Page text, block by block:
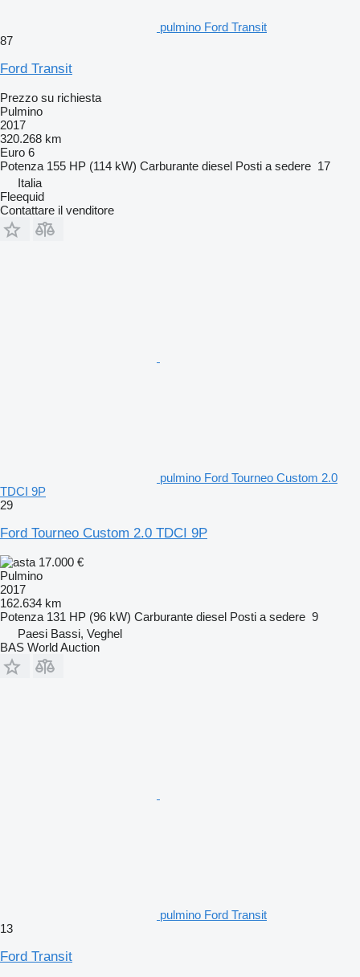
pulmino Ford Transit
87
Ford Transit
Prezzo su richiesta
Pulmino
2017
320.268 km
Euro 6
Potenza 155 HP (114 kW) Carburante diesel Posti a sedere 17
Italia
Fleequid
Contattare il venditore
pulmino Ford Tourneo Custom 2.0
TDCI 9P
29
Ford Tourneo Custom 2.0 TDCI 9P
17.000 €
Pulmino
2017
162.634 km
Potenza 131 HP (96 kW) Carburante diesel Posti a sedere 9
Paesi Bassi, Veghel
BAS World Auction
pulmino Ford Transit
13
Ford Transit